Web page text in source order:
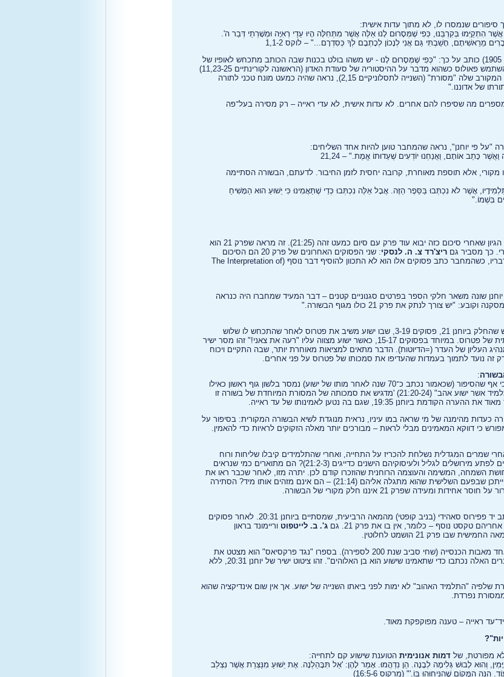
שנמסרו לו, לא מתוך עדות אישית:
הִתְקַיְּמוּ בְּקִרְבֵּנוּ, כְּפִי שֶׁמְּסָרוּם לָנוּ אֵלֶּה אֲשֶׁר מִתְּחִלָּה הָיוּ עֵדֵי רְאִיָּה וּמְשָׁרְתֵי דְּבַר ה'.
מֵרֵאשִׁיתָם, חָשַׁבְתִּי גַּם אֲנִי לְנָכוֹן לְכָתְבָם לְךָ כְּסִדְרָם..." – לוקס 1,1-2
(1819 - 1905) כותב על כך: "כְּפִי שֶׁמְּסָרוּם לָנוּ - יש משהו בולט בכנות שבה הכותב מתכחש לאופיו של
עד ראייה. המילה "מסרום" זהה לזו שבה השתמש פאולוס כשהוא מדבר על ההיסטוריה של סעודת האדון (הראשונה לקורינתיים 11,23-25)
ועל התחייה (שם, 15,3-7), ועם שם העצם המקורב שלה "מסורת" (השנייה לתסלוניקיים 2,15), נראה שהיה כמעט מונח טכני לתורה
של אדוננו."
מה שסיפרו להם אחרים. לא עדות אישית, לא עדי ראייה – רק מסירה בעל־פה
"על פי יוחנן", נראה שהמחבר טוען להיות אחד השליחים:
כָּתַב אוֹתָם, וַאֲנַחְנוּ יוֹדְעִים שֶׁעֵדוּתוֹ אֱמֶת." – 21,24
סבורים שפרק 21 ביוחנן אינו מקורי, אלא תוספת מאוחרת, קרובה יחסית לזמן החיבור. לדעתם, הבשורה הסתיימה
אֲשֶׁר לֹא נִכְתְּבוּ בַּסֵּפֶר הַזֶּה. אֲבָל אֵלֶּה נִכְתְּבוּ כְּדֵי שֶׁתַּאֲמִינוּ כִּי יֵשׁוּעַ הוּא הַמָּשִׁיחַ
בִּשְׁמוֹ."
בפרק 20 כבר נכתב אם כן סיום ברור, אין הגיון שאחרי סיכום כזה יבוא עוד פרק עם סיום כמעט זהה (21:25). זה מראה שפרק 21 הוא
כך מסביר גםריצ'רד צ. ה. לנסקי
: שני הפסוקים האחרונים של פרק 20 הם הסיכום
הרשמי והתקין של הבשורה על פי יוחנן. לדבריו, כשהמחבר כתב פסוקים אלו הוא לא התכוון להוסיף דבר נוסף (The Interpretation of
21 בבשורת יוחנן שונה משאר חלקי הספר בפרטים סגנוניים קטנים – דבר המעיד שמחברו היה כנראה
וקובע: "יש צורך לנתק את פרק 21 כולו מגוף הבשורה."
מדגיש שהחלק ביוחנן 21, פסוקים 3-19, שבו ישוע משיב את פטרוס לאחר שהתכחש לו שלוש
פעמים, בא להבליט את מנהיגותו הכנסייתית של פטרוס. במיוחד בפסוקים 15-17, כאשר ישוע מצווה עליו "רעה את צאני!" זהו מסר ישיר
העליון של העדר (=הדיוטות). הדבר מתאים למציאות מאוחרת יותר, שבה התקיים ויכוח
זה נועד לתמוך בעמדות שהעדיפו את סמכותו של פטרוס על פני אחרים.
:
ממשיך הפרופסור הלמוט קוסטר ומסביר כי אף שהסיפור (שכאמור נכתב כ־70 שנה לאחר מותו של ישוע) נמסר בלשון גוף ראשון כאילו
מדובר בעדות ישירה, הרי שהקטע על "התלמיד אשר ישוע אהב" (21:20-24) 'מדגיש את סמכותה של המסורת המיוחדת של בשורה זו
כעדות מהימנה של מי שראה במו עיניו, נראית מנוגדת לשיא הבשורה המקורית: בסיפור על
העלילה. אחרי שמרים המגדלית נשלחת להכריז על התחייה, ואחרי שהתלמידים קיבלו שליחות ורוח
הקודש (20:18-23) – כיצד ייתכן שהם חוזרים לפתע מירושלים לגליל ולעיסוקיהם הישנים כדייגים (21:2-3)? הם מתוארים כמי שנראים
השמחה, המשימה והעוצמה הרוחנית שהוזכרו קודם לכן. יתרה מזו, לאחר שכבר ראו את
ישוע פעמיים (20:19-23; 20:26-29), כיצד ייתכן שבפעם השלישית שהוא מתגלה אליהם (21:14) – הם אינם מזהים אותו מיד? הסתירה
, בשנת 2006 נחשף כתב יד פפירוס סאהידי (בניב קופטי) מהמאה הרביעית, שמסתיים ביוחנן 20:31. לאחר פסוקים
ג'. ב. לייטפוט וריימונד בראון
שבו פרק 21 הושמט לחלוטין.
דבר דומה עולה גם מכתבי טרטוליאנוס, אחד מאבות הכנסייה (שחי סביב שנת 200 לספירה). בספרו "נגד פרקסיאס" הוא מצטט את
סיום הבשורה: "סוף הבשורה מאשר שהדברים האלה נכתבו כדי שתאמינו שישוע הוא בן האלוהים". זהו ציטוט ישיר של יוחנן 20:31, ללא
שלפיה "התלמיד האהוב" לא ימות לפני ביאתו השנייה של ישוע. אך אין שום אינדיקציה שהוא
ממסורת נפרדת.
ראייה – טענה מפוקפקת מאוד.
מפורטת, שלדמות אנונימיתהטוענת שישוע קם לתחייה:
וְהוּא לָבוּשׁ גְּלִימָה לְבָנָה. הֵן נִדְהֲמוּ. אָמַר לָהֶן: 'אַל תִּבָּהַלְנָה. אֶת יֵשׁוּעַ מִנַּצְּרַת אֲשֶׁר נִצְלַב
הַמָּקוֹם שֶׁהִנִּיחוּהוּ בּוֹ.'" (מרקוס 16:5-6)